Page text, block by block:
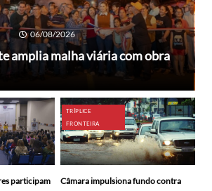
06/08/2026
amplia malha viária com obra
participam
TRÍPLICE
FRONTEIRA
Câmara impulsiona fundo contra